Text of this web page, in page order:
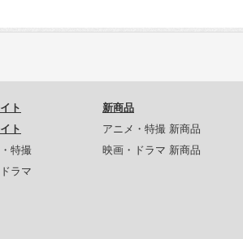
ト
ト
特撮
ラマ
新商品
アニメ・特撮 新商品
映画・ドラマ 新商品